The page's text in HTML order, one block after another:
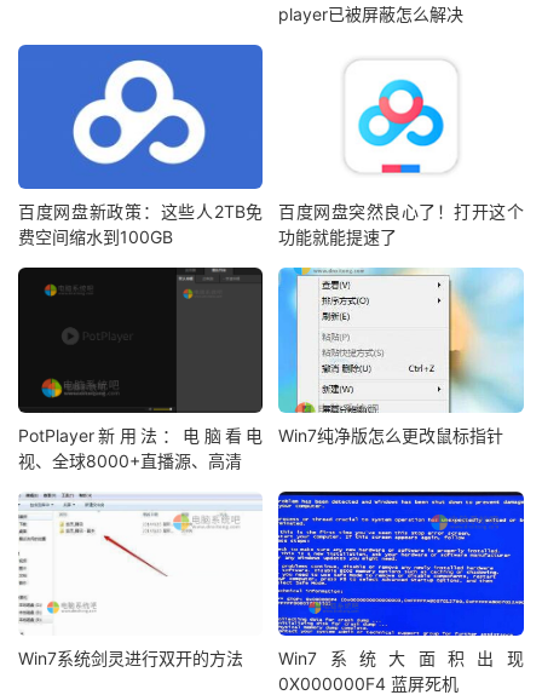
player已被屏蔽怎么解决
百度网盘新政策：这些人2TB免
费空间缩水到100GB
百度网盘突然良心了！打开这个
功能就能提速了
PotPlayer新用法：电脑看电
视、全球8000+直播源、高清
Win7纯净版怎么更改鼠标指针
Win7系统剑灵进行双开的方法
Win7系统大面积出现
0X000000F4 蓝屏死机